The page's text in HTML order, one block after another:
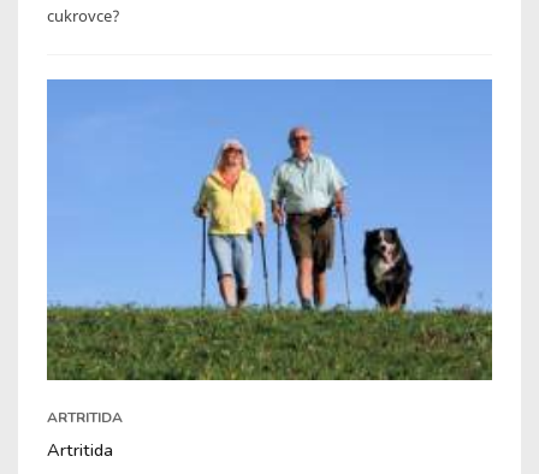
cukrovce?
ARTRITIDA
Artritida